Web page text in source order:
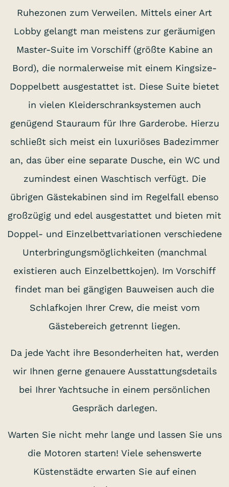
Ruhezonen zum Verweilen. Mittels einer Art
Lobby gelangt man meistens zur geräumigen
Master-Suite im Vorschiff (größte Kabine an
Bord), die normalerweise mit einem Kingsize-
Doppelbett ausgestattet ist. Diese Suite bietet
in vielen Kleiderschranksystemen auch
genügend Stauraum für Ihre Garderobe. Hierzu
schließt sich meist ein luxuriöses Badezimmer
an, das über eine separate Dusche, ein WC und
zumindest einen Waschtisch verfügt. Die
übrigen Gästekabinen sind im Regelfall ebenso
großzügig und edel ausgestattet und bieten mit
Doppel- und Einzelbettvariationen verschiedene
Unterbringungsmöglichkeiten (manchmal
existieren auch Einzelbettkojen). Im Vorschiff
findet man bei gängigen Bauweisen auch die
Schlafkojen Ihrer Crew, die meist vom
Gästebereich getrennt liegen.
Da jede Yacht ihre Besonderheiten hat, werden
wir Ihnen gerne genauere Ausstattungsdetails
bei Ihrer Yachtsuche in einem persönlichen
Gespräch darlegen.
Warten Sie nicht mehr lange und lassen Sie uns
die Motoren starten! Viele sehenswerte
Küstenstädte erwarten Sie auf einen